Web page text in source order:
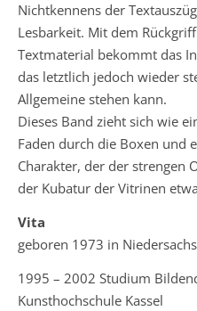
Nichtkennens der
Lesbarkeit. Mit dem
Textmaterial bekommt das
das letztlich jedoch wieder
Allgemeine stehen kann.
Dieses Band zieht sich wie
Faden durch die Boxen und
Charakter, der der strengen
der Kubatur der Vitrinen
Vita
geboren 1973 in
1995 – 2002 Studium
Kunsthochschule Kassel